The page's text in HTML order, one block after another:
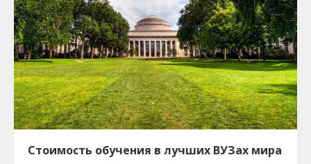
Стоимость обучения в лучших ВУЗах мира